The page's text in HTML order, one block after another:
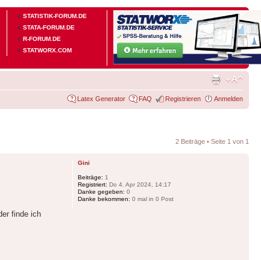
STATISTIK-FORUM.DE
STATA-FORUM.DE
R-FORUM.DE
STATWORX.COM
Latex Generator FAQ Registrieren Anmelden
2 Beiträge • Seite 1 von 1
finde ich
Gini
Beiträge: 1
Registriert: Do 4. Apr 2024, 14:17
Danke gegeben: 0
Danke bekommen: 0 mal in 0 Post